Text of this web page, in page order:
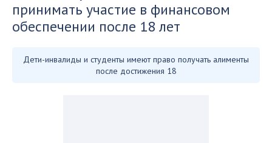
принимать участие в финансовом
обеспечении после 18 лет
Дети-инвалиды и студенты имеют право получать алименты
после достижения 18